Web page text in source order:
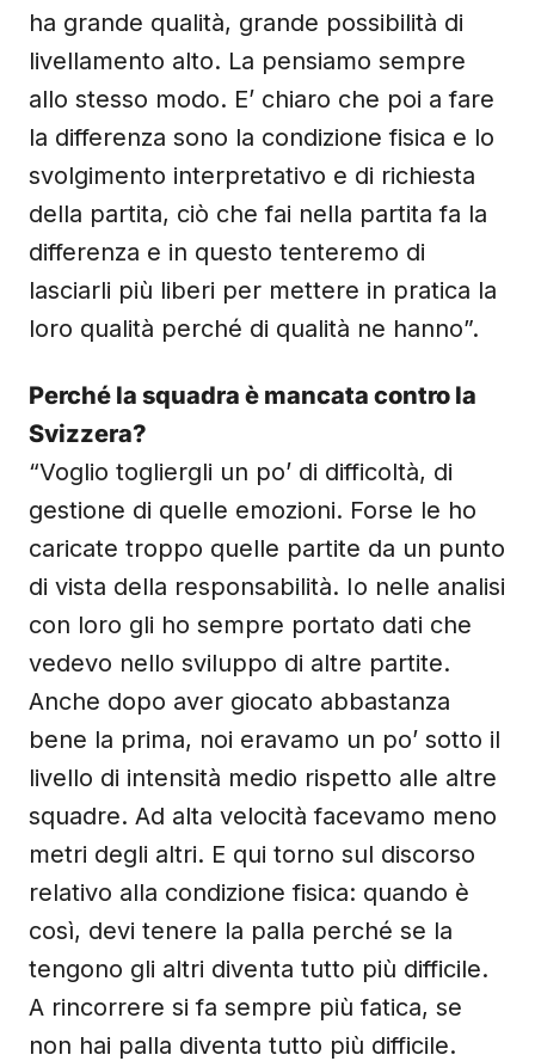
ha grande qualità, grande possibilità di
livellamento alto. La pensiamo sempre
allo stesso modo. E’ chiaro che poi a fare
la differenza sono la condizione fisica e lo
svolgimento interpretativo e di richiesta
della partita, ciò che fai nella partita fa la
differenza e in questo tenteremo di
lasciarli più liberi per mettere in pratica la
loro qualità perché di qualità ne hanno”.
Perché la squadra è mancata contro la
Svizzera?
“Voglio togliergli un po’ di difficoltà, di
gestione di quelle emozioni. Forse le ho
caricate troppo quelle partite da un punto
di vista della responsabilità. Io nelle analisi
con loro gli ho sempre portato dati che
vedevo nello sviluppo di altre partite.
Anche dopo aver giocato abbastanza
bene la prima, noi eravamo un po’ sotto il
livello di intensità medio rispetto alle altre
squadre. Ad alta velocità facevamo meno
metri degli altri. E qui torno sul discorso
relativo alla condizione fisica: quando è
così, devi tenere la palla perché se la
tengono gli altri diventa tutto più difficile.
A rincorrere si fa sempre più fatica, se
non hai palla diventa tutto più difficile.